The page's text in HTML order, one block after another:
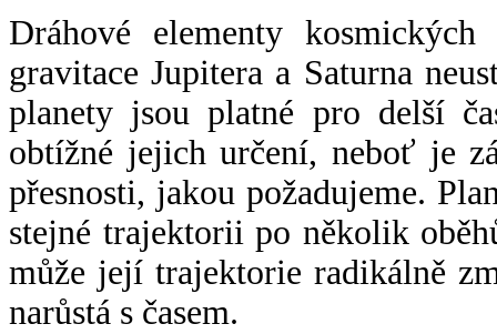
Dráhové elementy
gravitace Jupitera a Saturna
planety jsou platné pro delší
obtížné jejich určení, neboť je
přesnosti, jakou požadujeme.
stejné trajektorii po několik
může její trajektorie radikálně
narůstá s časem.